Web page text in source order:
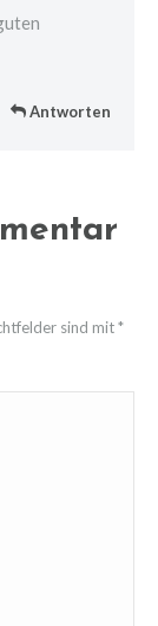
Antworten
sind mit*